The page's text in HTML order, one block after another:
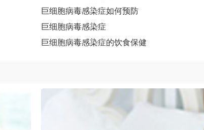
巨细胞病毒感染症如何预防
巨细胞病毒感染症
巨细胞病毒感染症的饮食保健